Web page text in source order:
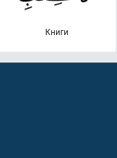
Книги